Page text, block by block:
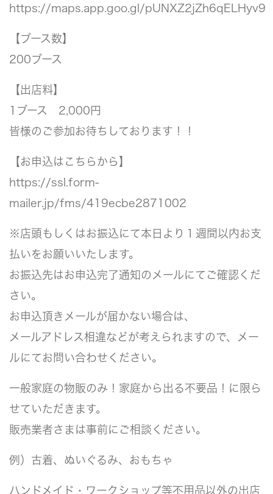
https://maps.app.goo.gl/pUNXZ2jZh6qELHyv9
【ブース数】
200ブース
【出店料】
1ブース 2,000円
皆様のご参加お待ちしております！！
【お申込はこちらから】
https://ssl.form-
mailer.jp/fms/419ecbe2871002
※店頭もしくはお振込にて本日より１週間以内お支
払いをお願いいたします。
お振込先はお申込完了通知のメールにてご確認くだ
さい。
お申込頂きメールが届かない場合は、
メールアドレス相違などが考えられますので、メー
ルにてお問い合わせください。
一般家庭の物販のみ！家庭から出る不要品！に限ら
せていただきます。
販売業者さまは事前にご相談ください。
例）古着、ぬいぐるみ、おもちゃ
ハンドメイド・ワークショップ等不用品以外の出店